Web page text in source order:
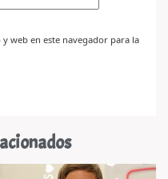
web en este navegador para la